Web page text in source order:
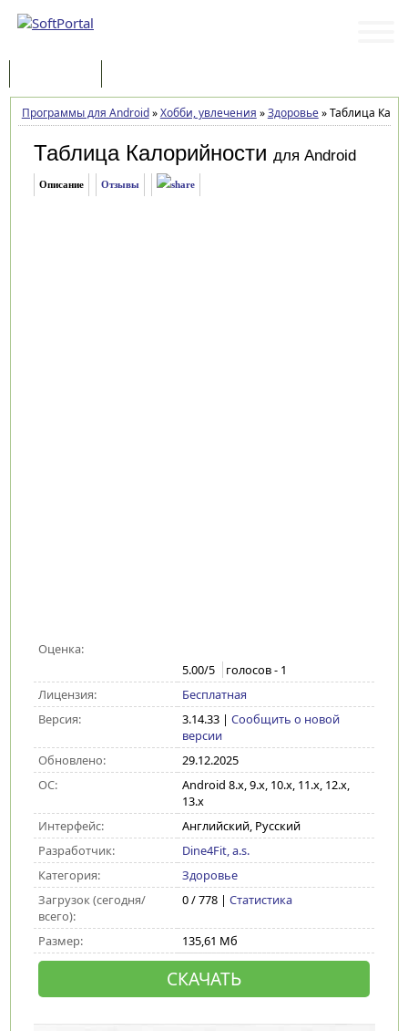
Программы для Android»Хобби, увлечения »Здоровье»Таблица
Таблица Калорийности для Android
Описание Отзывы
Оценка:
5.00/5 голосов - 1
Лицензия:
Бесплатная
Версия:
3.14.33| Сообщить о новой
версии
Обновлено:
29.12.2025
ОС:
Android 8.x, 9.x, 10.x, 11.x, 12.x,
13.x
Интерфейс:
Английский, Русский
Разработчик:
Dine4Fit, a.s.
Категория:
Здоровье
Загрузок (сегодня/
всего):
0 / 778 | Статистика
Размер: 135,61 Мб
СКАЧАТЬ